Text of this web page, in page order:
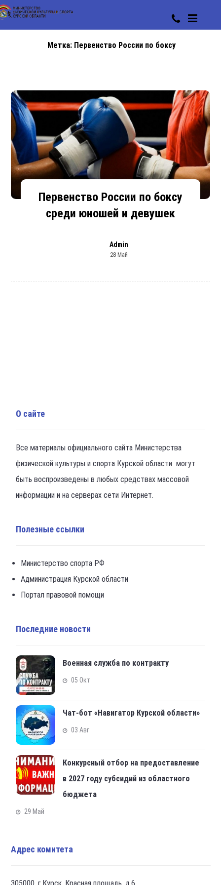
Метка: Первенство России по боксу
Первенство России по боксу
среди юношей и девушек
Admin
28 Май
О сайте
Все материалы официального сайта Министерства
физической культуры и спорта Курской области могут
быть воспроизведены в любых средствах массовой
информации и на серверах сети Интернет.
Полезные ссылки
Министерство спорта РФ
Администрация Курской области
Портал правовой помощи
Последние новости
Военная служба по контракту
05 Окт
Чат-бот «Навигатор Курской области»
03 Авг
Конкурсный отбор на предоставление
в 2027 году субсидий из областного
бюджета
29 Май
Адрес комитета
305000, г.Курск, Красная площадь, д.6